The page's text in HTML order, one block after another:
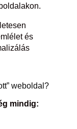
és
weboldal?
mindig: